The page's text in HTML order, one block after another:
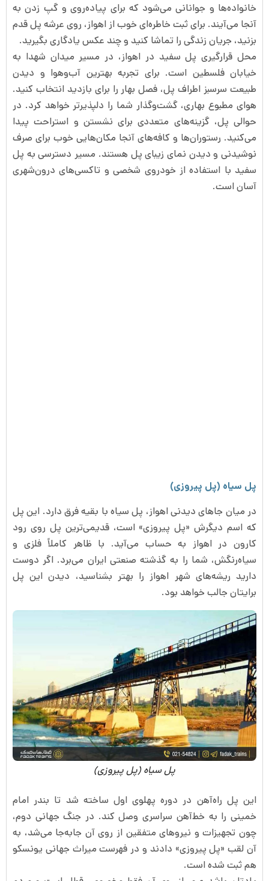
خانواده‌ها و جوانانی می‌شود که برای پیاده‌روی و گپ زدن به
آنجا می‌آیند. برای ثبت خاطره‌ای خوب از اهواز، روی عرشه پل قدم
بزنید، جریان زندگی را تماشا کنید و چند عکس یادگاری بگیرید.
محل قرارگیری پل سفید در اهواز، در مسیر میدان شهدا به
خیابان فلسطین است. برای تجربه بهترین آب‌وهوا و دیدن
طبیعت سرسبز اطراف پل، فصل بهار را برای بازدید انتخاب کنید.
هوای مطبوع بهاری، گشت‌وگذار شما را دلپذیرتر خواهد کرد. در
حوالی پل، گزینه‌های متعددی برای نشستن و استراحت پیدا
می‌کنید. رستوران‌ها و کافه‌های آنجا مکان‌هایی خوب برای صرف
نوشیدنی و دیدن نمای زیبای پل هستند. مسیر دسترسی به پل
سفید با استفاده از خودروی شخصی و تاکسی‌های درون‌شهری
آسان است.
پل سیاه (پل پیروزی)
در میان جاهای دیدنی اهواز، پل سیاه با بقیه فرق دارد. این پل
که اسم دیگرش «پل پیروزی» است، قدیمی‌ترین پل روی رود
کارون در اهواز به حساب می‌آید. با ظاهر کاملاً فلزی و
سیاه‌رنگش، شما را به گذشته صنعتی ایران می‌برد. اگر دوست
دارید ریشه‌های شهر اهواز را بهتر بشناسید، دیدن این پل
برایتان جالب خواهد بود.
پل سیاه (پل پیروزی)
این پل راه‌آهن در دوره پهلوی اول ساخته شد تا بندر امام
خمینی را به خط‌آهن سراسری وصل کند. در جنگ جهانی دوم،
چون تجهیزات و نیروهای متفقین از روی آن جابه‌جا می‌شد، به
آن لقب «پل پیروزی» دادند و در فهرست میراث جهانی یونسکو
هم ثبت شده است.